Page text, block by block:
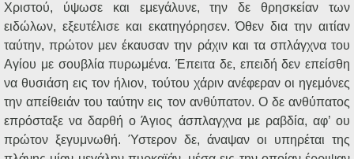
Χριστού, ύψωσε και εμεγάλυνε, την δε θρησκείαν των
ειδώλων, εξευτέλισε και εκατηγόρησεν. Όθεν δια την αιτίαν
ταύτην, πρώτον μεν έκαυσαν την ράχιν και τα σπλάγχνα του
Αγίου με σουβλία πυρωμένα. Έπειτα δε, επειδή δεν επείσθη
να θυσιάση εις τον ήλιον, τούτου χάριν ανέφεραν οι ηγεμόνες
την απείθειάν του ταύτην εις τον ανθύπατον. Ο δε ανθύπατος
επρόσταξε να δαρθή ο Άγιος άσπλαγχνα με ραβδία, αφ’ ου
πρώτον ξεγυμνωθή. Ύστερον δε, άναψαν οι υπηρέται της